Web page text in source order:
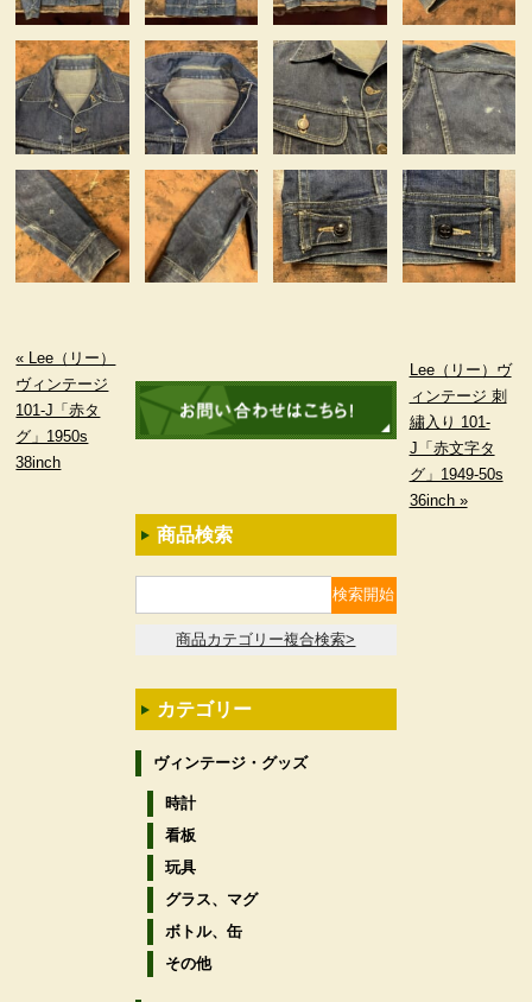
« Lee（リー）
ヴィンテージ
101-J「赤タ
グ」1950s
38inch
Lee（リー）ヴ
ィンテージ 刺
繡入り 101-
J「赤文字タ
グ」1949-50s
36inch »
商品検索
商品カテゴリー複合検索>
カテゴリー
ヴィンテージ・グッズ
時計
看板
玩具
グラス、マグ
ボトル、缶
その他